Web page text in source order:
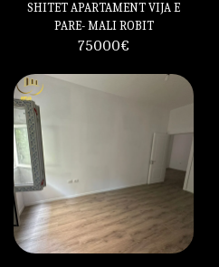
SHITET APARTAMENT VIJA E
PARE- MALI ROBIT
75000€